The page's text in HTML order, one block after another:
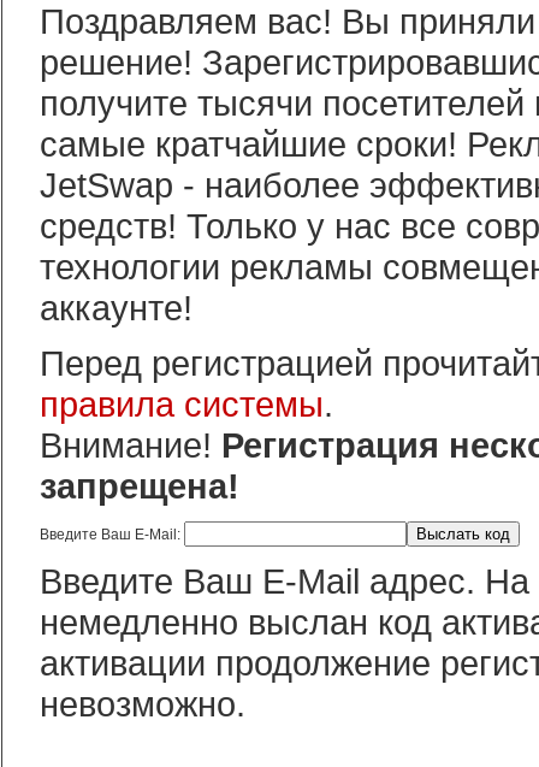
Поздравляем вас! Вы
решение!
получите тысячи
самые кратчайшие сроки!
JetSwap - наиболее
средств! Только у нас все
технологии рекламы
аккаунте!
Перед регистрацией
правила системы.
Внимание! Регистрация
запрещена!
Введите Ваш E-Mail:
Введите Ваш E-Mail адрес. На
немедленно выслан код
активации продолжение
невозможно.